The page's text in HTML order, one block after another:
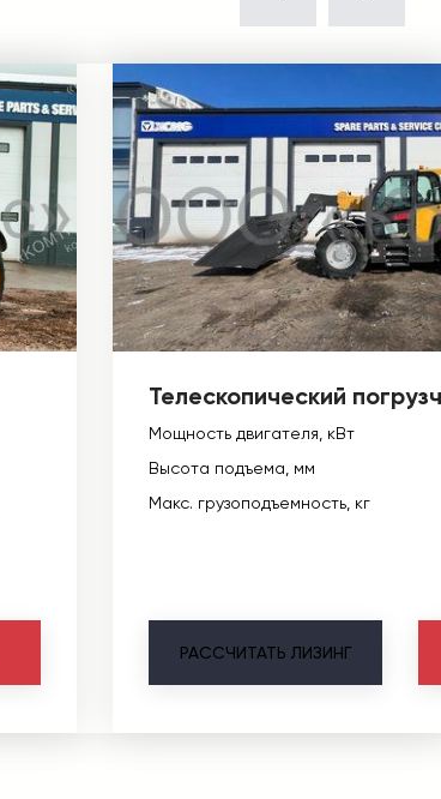
Телескопический
Мощность двигателя, кВт
Высота подъема, мм
Макс. грузоподъемность, кг
РАССЧИТАТЬ ЛИЗИНГ